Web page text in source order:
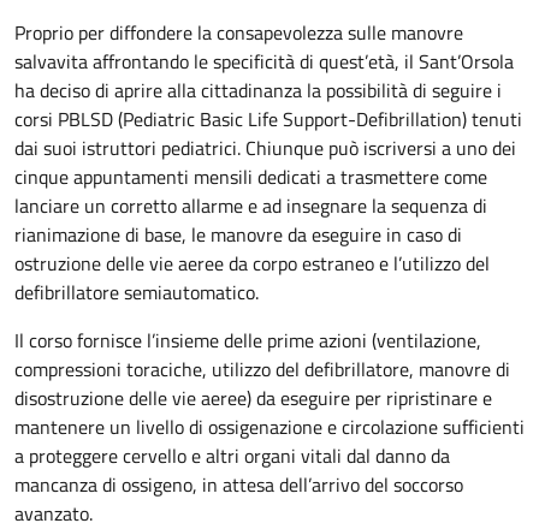
Proprio per diffondere la consapevolezza sulle manovre
salvavita affrontando le specificità di quest’età, il Sant’Orsola
ha deciso di aprire alla cittadinanza la possibilità di seguire i
corsi PBLSD (Pediatric Basic Life Support-Defibrillation) tenuti
dai suoi istruttori pediatrici. Chiunque può iscriversi a uno dei
cinque appuntamenti mensili dedicati a trasmettere come
lanciare un corretto allarme e ad insegnare la sequenza di
rianimazione di base, le manovre da eseguire in caso di
ostruzione delle vie aeree da corpo estraneo e l’utilizzo del
defibrillatore semiautomatico.
Il corso fornisce l’insieme delle prime azioni (ventilazione,
compressioni toraciche, utilizzo del defibrillatore, manovre di
disostruzione delle vie aeree) da eseguire per ripristinare e
mantenere un livello di ossigenazione e circolazione sufficienti
a proteggere cervello e altri organi vitali dal danno da
mancanza di ossigeno, in attesa dell’arrivo del soccorso
avanzato.